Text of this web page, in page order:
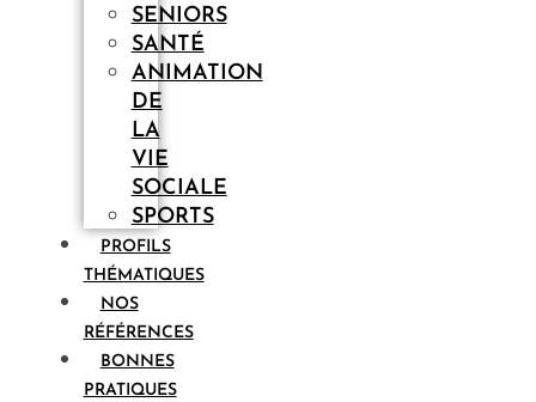
SENIORS
SANTÉ
ANIMATION
DE
LA
VIE
SOCIALE
SPORTS
PROFILS
THÉMATIQUES
NOS
RÉFÉRENCES
BONNES
PRATIQUES